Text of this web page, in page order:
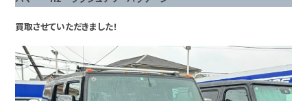
買取させていただきました！